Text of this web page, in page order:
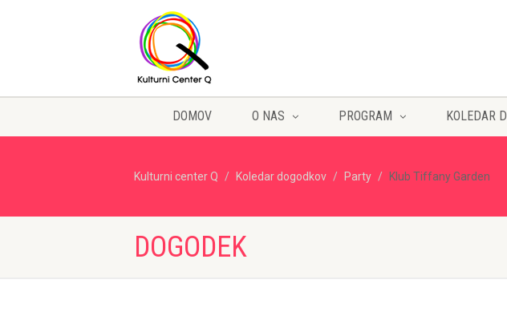
DOMOV O NAS PROGRAM KOLEDAR
Kulturni center Q Koledar dogodkov Party Klub Tiffany Garden
DOGODEK